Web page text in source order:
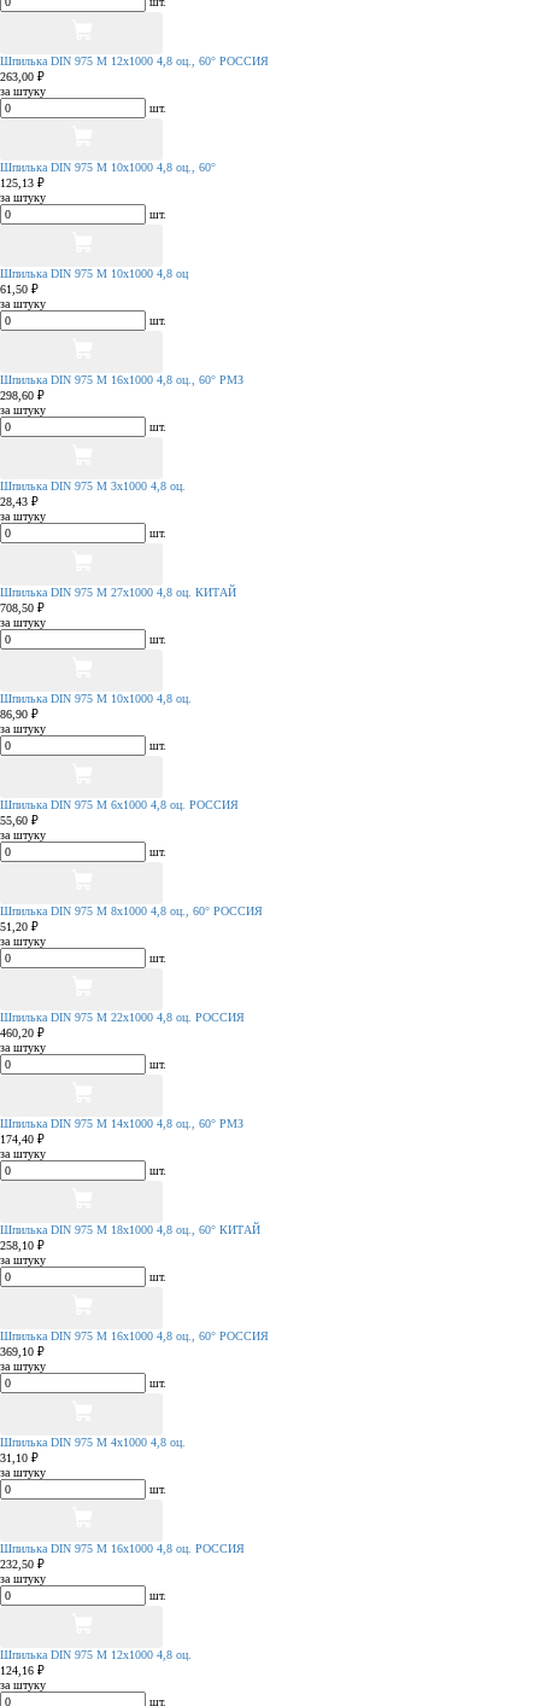
Шпилька DIN 975 М 12х1000 4,8 оц., 60° РОССИЯ
263,00 ₽
за штуку
шт.
Шпилька DIN 975 М 10х1000 4,8 оц., 60°
125,13 ₽
за штуку
шт.
Шпилька DIN 975 М 10х1000 4,8 оц
61,50 ₽
за штуку
шт.
Шпилька DIN 975 М 16х1000 4,8 оц., 60° РМЗ
298,60 ₽
за штуку
шт.
Шпилька DIN 975 М 3х1000 4,8 оц.
28,43 ₽
за штуку
шт.
Шпилька DIN 975 М 27х1000 4,8 оц. КИТАЙ
708,50 ₽
за штуку
шт.
Шпилька DIN 975 М 10х1000 4,8 оц.
86,90 ₽
за штуку
шт.
Шпилька DIN 975 М 6х1000 4,8 оц. РОССИЯ
55,60 ₽
за штуку
шт.
Шпилька DIN 975 М 8х1000 4,8 оц., 60° РОССИЯ
51,20 ₽
за штуку
шт.
Шпилька DIN 975 М 22х1000 4,8 оц. РОССИЯ
460,20 ₽
за штуку
шт.
Шпилька DIN 975 М 14х1000 4,8 оц., 60° РМЗ
174,40 ₽
за штуку
шт.
Шпилька DIN 975 М 18х1000 4,8 оц., 60° КИТАЙ
258,10 ₽
за штуку
шт.
Шпилька DIN 975 М 16х1000 4,8 оц., 60° РОССИЯ
369,10 ₽
за штуку
шт.
Шпилька DIN 975 М 4х1000 4,8 оц.
31,10 ₽
за штуку
шт.
Шпилька DIN 975 М 16х1000 4,8 оц. РОССИЯ
232,50 ₽
за штуку
шт.
Шпилька DIN 975 М 12х1000 4,8 оц.
124,16 ₽
за штуку
шт.